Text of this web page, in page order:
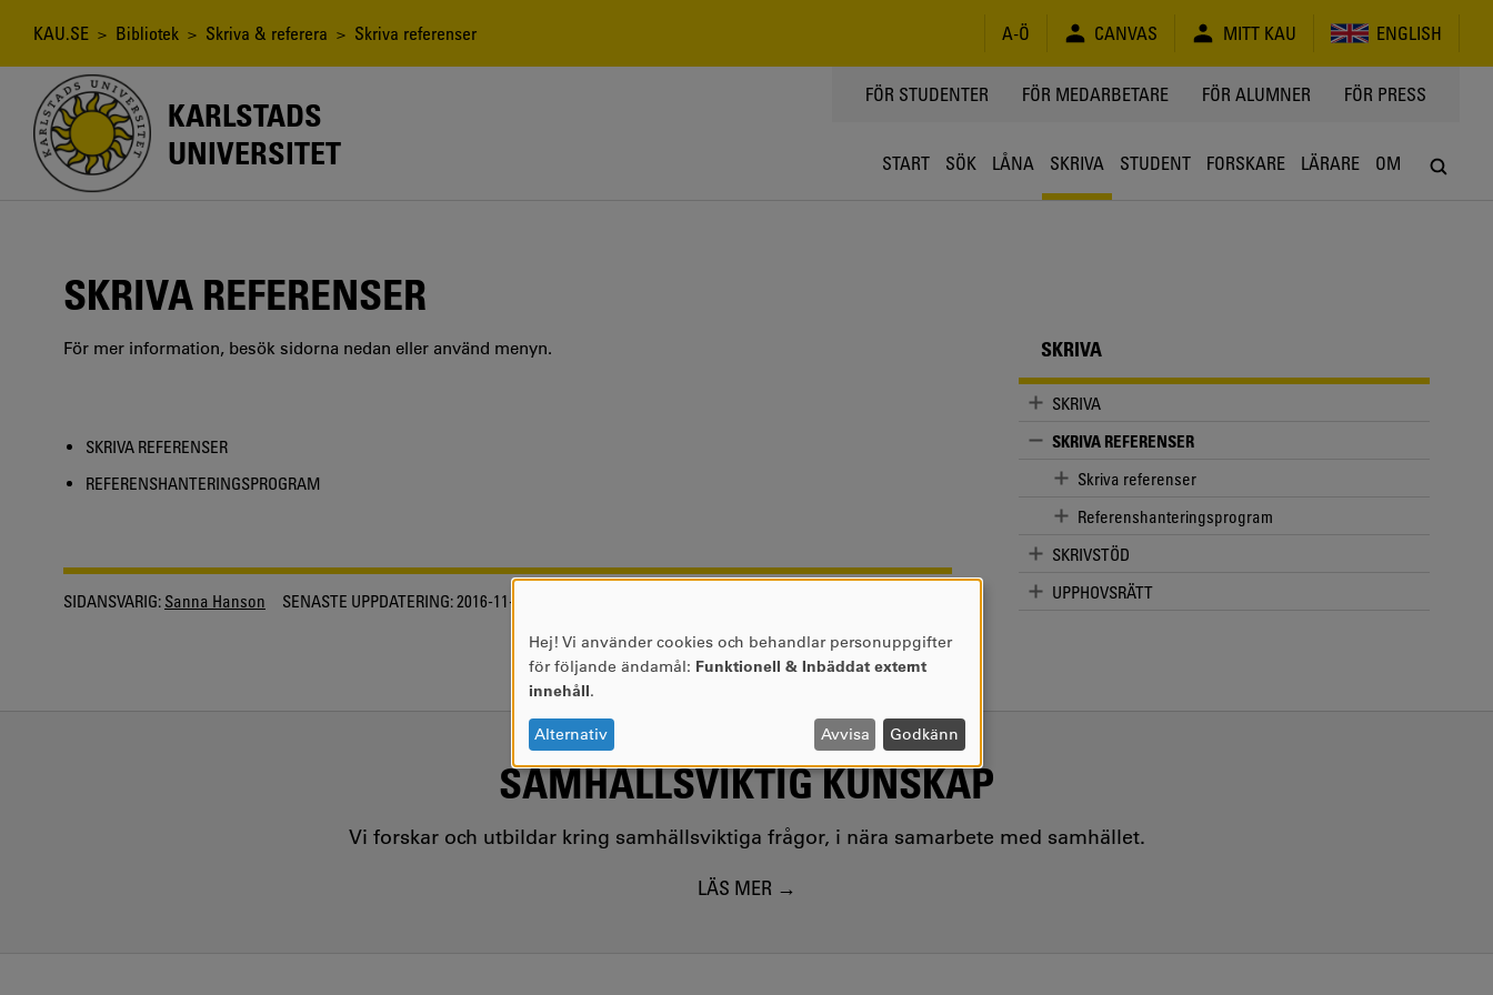
Länkstig
KAU.SE > Bibliotek > Skriva & referera > Skriva referenser A-Ö CANVAS MITT KAU ENGLISH
KARLSTADS
UNIVERSITET
TOPPMENY
FÖR STUDENTER FÖR MEDARBETARE FÖR ALUMNER FÖR PRESS
START SÖK LÅNA SKRIVA STUDENT FORSKARE LÄRARE OM
SKRIVA REFERENSER
För mer information, besök sidorna nedan eller använd menyn.
SKRIVA REFERENSER
REFERENSHANTERINGSPROGRAM
SIDANSVARIG: Sanna Hanson SENASTE UPPDATERING:2016-11-18
SKRIVA
SKRIVA
SKRIVA REFERENSER
Skriva referenser
Referenshanteringsprogram
SKRIVSTÖD
UPPHOVSRÄTT
SAMHÄLLSVIKTIG KUNSKAP
Vi forskar och utbildar kring samhällsviktiga frågor, i nära samarbete med samhället.
LÄS MER
ANVÄNDNING
AV
OCH
COOKIES
Hej! Vi använder cookies och behandlar personuppgifter
för följande ändamål: Funktionell & Inbäddat externt
innehåll.
Alternativ Avvisa Godkänn